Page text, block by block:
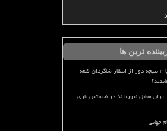
ترین ها
شب تلخ فوتبال ایران با ۳ نتیجه دور از انتظار شاگردان قلعه
مقابل نیوزیلند در نخستین بازی